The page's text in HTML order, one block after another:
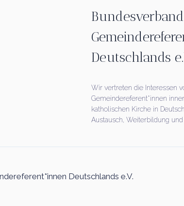
Deutschlands
Wir vertreten die Interessen
Gemeindereferent*innen
katholischen Kirche in
Austausch, Weiterbildung und
Deutschlands e.V.